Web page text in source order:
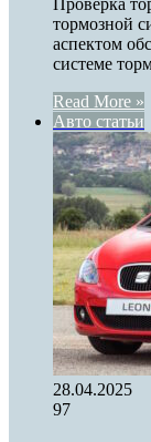
тормозной
аспектом
системе
Read More »
Авто статьи
28.04.2025
97